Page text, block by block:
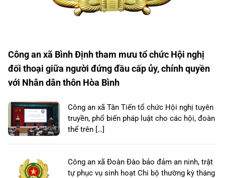
Công an xã Bình Định tham mưu tổ chức Hội nghị
đối thoại giữa người đứng đầu cấp ủy, chính quyền
với Nhân dân thôn Hòa Bình
Công an xã Tân Tiến tổ chức Hội nghị tuyên
truyền, phổ biến pháp luật cho các hội, đoàn
thể trên […]
Công an xã Đoàn Đào bảo đảm an ninh, trật
tự phục vụ sinh hoạt Chi bộ thường kỳ tháng